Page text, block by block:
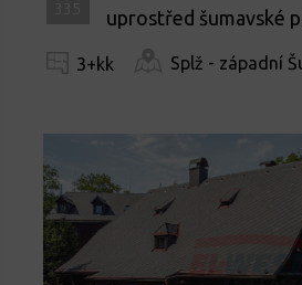
uprostřed šumavské
3+kk Splž - západní